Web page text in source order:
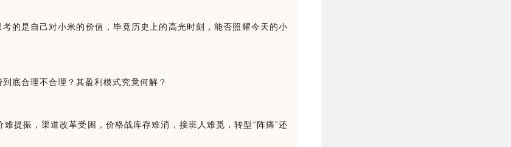
的是自己对小米的价值，毕竟历史上的高光时刻，能否照耀今天的小
底合理不合理？其盈利模式究竟何解？
提振，渠道改革受困，价格战库存难消，接班人难觅，转型“阵痛”还